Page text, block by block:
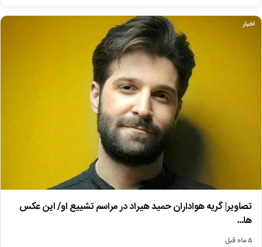
اخبار
تصاویر| گریه هواداران حمید هیراد در مراسم تشییع او/ این عکس
ها…
۵ ماه قبل